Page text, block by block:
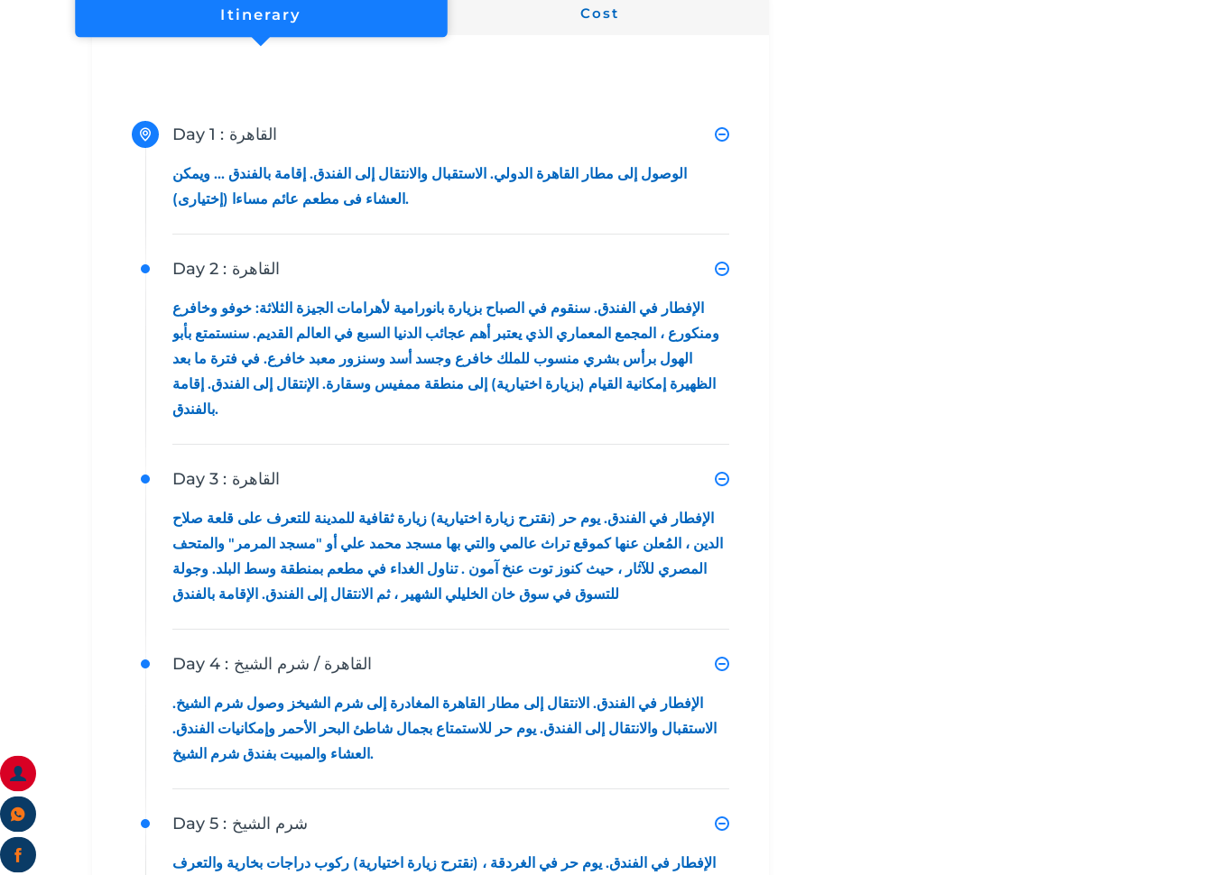
Itinerary Cost
Day 1 : القاهرة
الوصول إلى مطار القاهرة الدولي. الاستقبال والانتقال إلى الفندق. إقامة بالفندق ... ويمكن
العشاء فى مطعم عائم مساءا (إختيارى).
Day 2 : القاهرة
الإفطار في الفندق. سنقوم في الصباح بزيارة بانورامية لأهرامات الجيزة الثلاثة: خوفو وخافرع
ومنكورع ، المجمع المعماري الذي يعتبر أهم عجائب الدنيا السبع في العالم القديم. سنستمتع بأبو
الهول برأس بشري منسوب للملك خافرع وجسد أسد وسنزور معبد خافرع. في فترة ما بعد
الظهيرة إمكانية القيام (بزيارة اختيارية) إلى منطقة ممفيس وسقارة. الإنتقال إلى الفندق. إقامة
بالفندق.
Day 3 : القاهرة
الإفطار في الفندق. يوم حر (نقترح زيارة اختيارية) زيارة ثقافية للمدينة للتعرف على قلعة صلاح
الدين ، المُعلن عنها كموقع تراث عالمي والتي بها مسجد محمد علي أو "مسجد المرمر" والمتحف
المصري للآثار ، حيث كنوز توت عنخ آمون . تناول الغداء في مطعم بمنطقة وسط البلد. وجولة
للتسوق في سوق خان الخليلي الشهير ، ثم الانتقال إلى الفندق. الإقامة بالفندق
Day 4 : القاهرة / شرم الشيخ
الإفطار في الفندق. الانتقال إلى مطار القاهرة المغادرة إلى شرم الشيخز وصول شرم الشيخ.
الاستقبال والانتقال إلى الفندق. يوم حر للاستمتاع بجمال شاطئ البحر الأحمر وإمكانيات الفندق.
العشاء والمبيت بفندق شرم الشيخ.
Day 5 : شرم الشيخ
الإفطار في الفندق. يوم حر في الغردقة ، (نقترح زيارة اختيارية) ركوب دراجات بخارية والتعرف